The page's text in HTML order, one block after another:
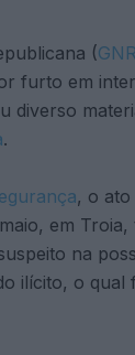
(GNR
furto em
diverso
.
, o
em Troia,
na
ilícito, o qual